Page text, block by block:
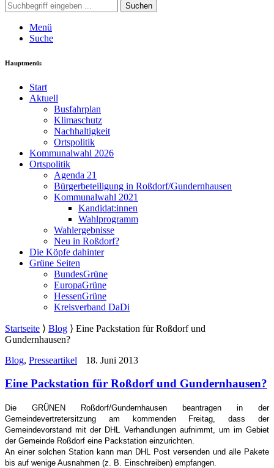
Suchen
Menü
Suche
Hauptmenü:
Start
Aktuell
Busfahrplan
Klimaschutz
Nachhaltigkeit
Ortspolitik
Kommunalwahl 2026
Ortspolitik
Agenda 21
Bürgerbeteiligung in Roßdorf/Gundernhausen
Kommunalwahl 2021
Kandidat:innen
Wahlprogramm
Wahlergebnisse
Neu in Roßdorf?
Die Köpfe dahinter
Grüne Seiten
BundesGrüne
EuropaGrüne
HessenGrüne
Kreisverband DaDi
Startseite ⟩ Blog ⟩ Eine Packstation für Roßdorf und
Gundernhausen?
Blog, Presseartikel 18. Juni 2013
Eine Packstation für Roßdorf und Gundernhausen?
Die GRÜNEN Roßdorf/Gundernhausen beantragen in der
Gemeindevertretersitzung am kommenden Freitag, dass der
Gemeindevorstand mit der DHL Verhandlungen aufnimmt, um im Gebiet
der Gemeinde Roßdorf eine Packstation einzurichten.
An einer solchen Station kann man DHL Post versenden und alle Pakete
bis auf wenige Ausnahmen (z. B. Einschreiben) empfangen.